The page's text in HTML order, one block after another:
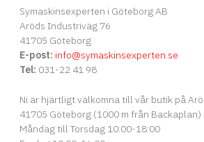
Symaskinsexperten i Göteborg AB
Aröds Industriväg 76
41705 Göteborg
E-post: info@symaskinsexperten.se
Tel: 031-22 41 98
Ni är hjärtligt välkomna till vår butik på
41705 Göteborg (1000 m från Backaplan)
Måndag till Torsdag 10:00-18:00